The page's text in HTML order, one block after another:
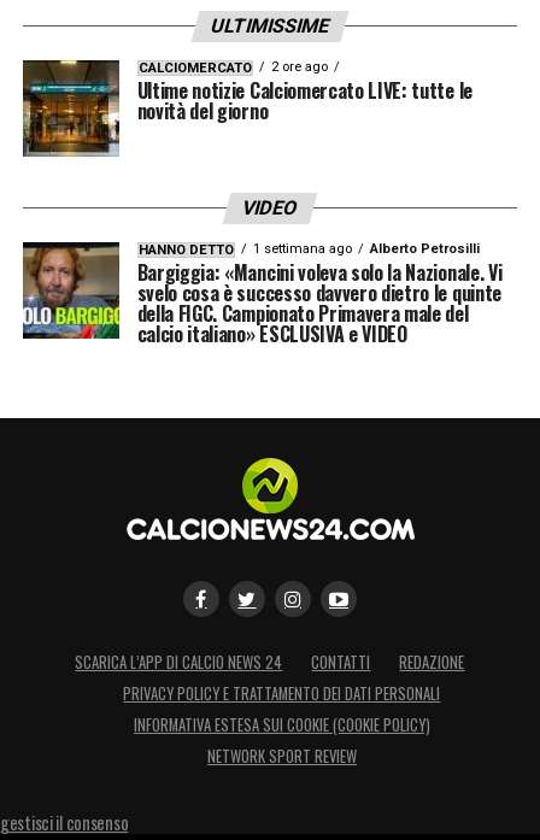
ULTIMISSIME
CALCIOMERCATO 2 ore ago
Ultime notizie Calciomercato LIVE: tutte le
novità del giorno
VIDEO
HANNO DETTO 1 settimana ago Alberto Petrosilli
Bargiggia: «Mancini voleva solo la Nazionale. Vi
svelo cosa è successo davvero dietro le quinte
della FIGC. Campionato Primavera male del
calcio italiano» ESCLUSIVA e VIDEO
SCARICA L’APP DI CALCIO NEWS 24 CONTATTI
REDAZIONE
PRIVACY POLICY E TRATTAMENTO DEI DATI PERSONALI
INFORMATIVA ESTESA SUI COOKIE (COOKIE POLICY)
NETWORK SPORT REVIEW
gestisci il consenso